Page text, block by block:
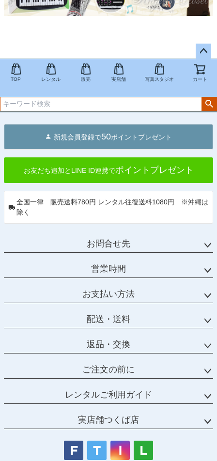
ペー
ジト
TOP レンタル 販売 実店舗 写真スタジオ カート
新規会員登録で50ポイントプレゼント
お友だち追加とLINE ID連携でポイントプレゼント
全国一律 販売送料780円 レンタル往復送料1080円 ※沖縄は
除く
お問合せ先
営業時間
お支払い方法
配送・送料
返品・交換
ご注文の前に
レンタルご利用ガイド
実店舗つくば店